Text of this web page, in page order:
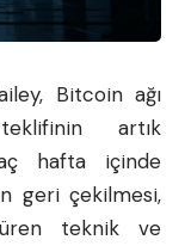
Bitcoinağı
artık
hafta içinde
geri çekilmesi,
teknik ve